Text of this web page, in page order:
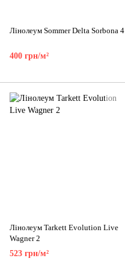
Лінолеум Sommer Delta Sorbona 4
400 грн/м²
Лінолеум Tarkett Evolution Live
Wagner 2
523 грн/м²